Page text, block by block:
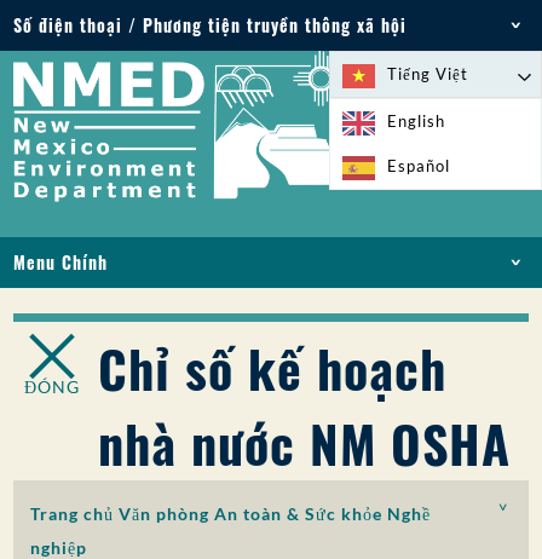
Số điện thoại / Phương tiện truyền thông xã hội
Điện thoại: 505-827-2855
1-800-219-6157
Trường hợp khẩn cấp về môi trường: 505-827-
9329 (24 giờ)
Tiếng Việt
English
Español
Menu Chính
VỀ
GIẤY PHÉP VÀ GIẤY PHÉP
PFAS Ở NM
DỊCH VỤ TRỰC TUYẾN
THƯ VIỆN
ĐÓNG
Chỉ số kế hoạch
nhà nước NM OSHA
Trang chủ Văn phòng An toàn & Sức khỏe Nghề
nghiệp